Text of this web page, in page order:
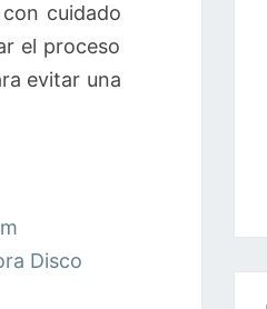
cuidado
el proceso
evitar una
Disco